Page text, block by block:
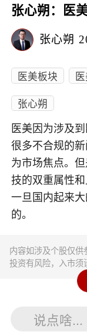
张心朔：医
张心朔
医美板块
张心朔
医美因为涉及
很多不合规的
为市场焦点。
技的双重属性和
一旦国内起来
的。
内容如涉及个股仅供
投资有风险，入市须
说点啥...